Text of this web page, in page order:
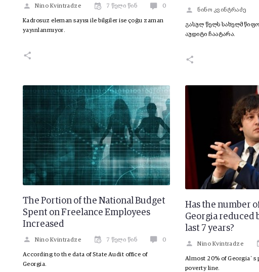
Nino Kvintradze 7 წელი წინ 0
Kadrosuz eleman sayısı ile bilgiler ise çoğu zaman
yayınlanmıyor.
ნინო კვინტრაძე
გასულ წელს
აუდიტი ჩაატარა.
The Portion of the National Budget
Spent on Freelance Employees
Increased
Nino Kvintradze 7 წელი წინ 0
According to the data of State Audit office of
Georgia.
Has the number
Georgia reduced
last 7 years?
Nino Kvintradze
Almost 20% of Georgia`s
poverty line.